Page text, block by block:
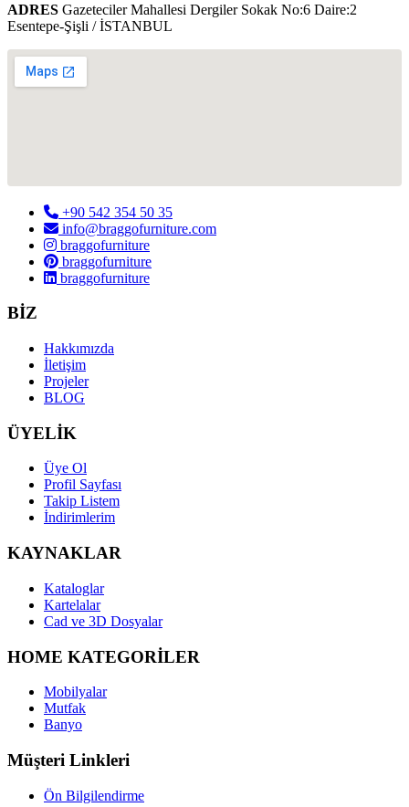
ADRES Gazeteciler Mahallesi Dergiler Sokak No:6 Daire:2
Esentepe-Şişli / İSTANBUL
+90 542 354 50 35
info@braggofurniture.com
braggofurniture
braggofurniture
braggofurniture
BİZ
Hakkımızda
İletişim
Projeler
BLOG
ÜYELİK
Üye Ol
Profil Sayfası
Takip Listem
İndirimlerim
KAYNAKLAR
Kataloglar
Kartelalar
Cad ve 3D Dosyalar
HOME KATEGORİLER
Mobilyalar
Mutfak
Banyo
Müşteri Linkleri
Ön Bilgilendirme